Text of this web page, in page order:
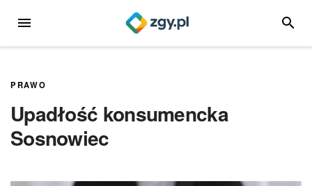
MENU
PRAWO
Upadłość konsumencka
Sosnowiec